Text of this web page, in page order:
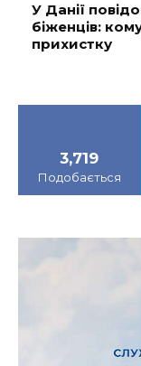
У Данії
біженців:
прихистку
3,719
Подобається